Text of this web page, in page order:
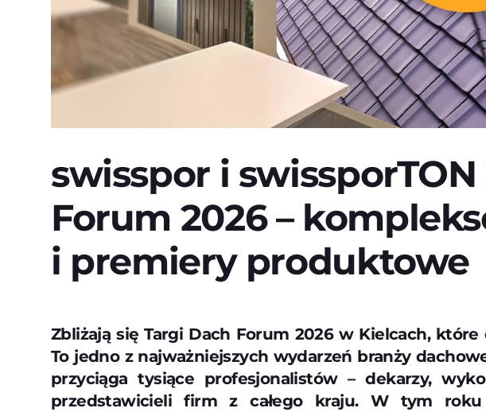
swisspor i
Forum 2026 –
i premiery produktowe
Zbliżają się Targi Dach Forum 2026 w Kielcach, które
To jedno z najważniejszych wydarzeń branży
przyciąga tysiące profesjonalistów – dekarzy,
przedstawicieli firm z całego kraju. W tym